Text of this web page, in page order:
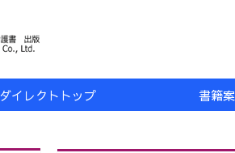
ダイレクトトップ 書籍